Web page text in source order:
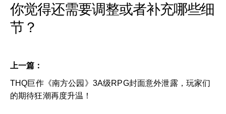
你觉得还需要调整或者补充哪些细
节？
上一篇：
THQ巨作《南方公园》3A级RPG封面意外泄露，玩家们
的期待狂潮再度升温！